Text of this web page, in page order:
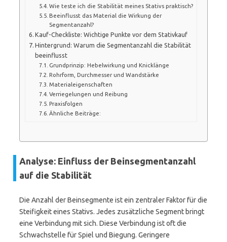
Wie teste ich die Stabilität meines Stativs praktisch?
Beeinflusst das Material die Wirkung der
Segmentanzahl?
Kauf-Checkliste: Wichtige Punkte vor dem Stativkauf
Hintergrund: Warum die Segmentanzahl die Stabilität
beeinflusst
Grundprinzip: Hebelwirkung und Knicklänge
Rohrform, Durchmesser und Wandstärke
Materialeigenschaften
Verriegelungen und Reibung
Praxisfolgen
Ähnliche Beiträge:
Analyse: Einfluss der Beinsegmentanzahl
auf die Stabilität
Die Anzahl der Beinsegmente ist ein zentraler Faktor für die
Steifigkeit eines Stativs. Jedes zusätzliche Segment bringt
eine Verbindung mit sich. Diese Verbindung ist oft die
Schwachstelle für Spiel und Biegung. Geringere